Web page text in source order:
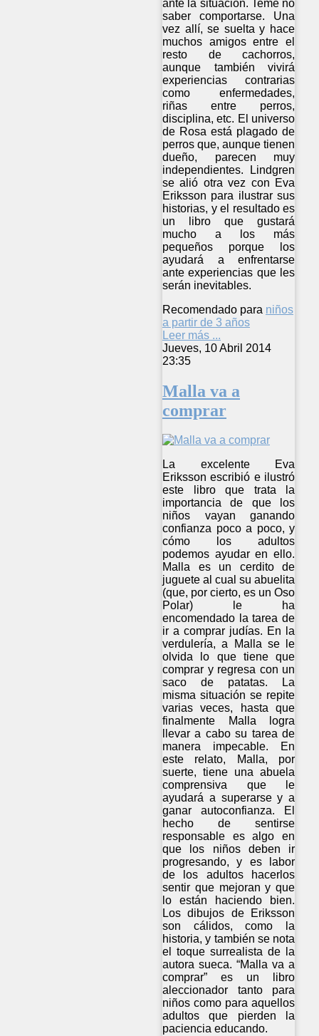
ante la situación. Teme no
saber comportarse. Una
vez allí, se suelta y hace
muchos amigos entre el
resto de cachorros,
aunque también vivirá
experiencias contrarias
como enfermedades,
riñas entre perros,
disciplina, etc. El universo
de Rosa está plagado de
perros que, aunque tienen
dueño, parecen muy
independientes. Lindgren
se alió otra vez con Eva
Eriksson para ilustrar sus
historias, y el resultado es
un libro que gustará
mucho a los más
pequeños porque los
ayudará a enfrentarse
ante experiencias que les
serán inevitables.
Recomendado para niños
a partir de 3 años
Leer más ...
Jueves, 10 Abril 2014
23:35
Malla va a
comprar
La excelente Eva
Eriksson escribió e ilustró
este libro que trata la
importancia de que los
niños vayan ganando
confianza poco a poco, y
cómo los adultos
podemos ayudar en ello.
Malla es un cerdito de
juguete al cual su abuelita
(que, por cierto, es un Oso
Polar) le ha
encomendado la tarea de
ir a comprar judías. En la
verdulería, a Malla se le
olvida lo que tiene que
comprar y regresa con un
saco de patatas. La
misma situación se repite
varias veces, hasta que
finalmente Malla logra
llevar a cabo su tarea de
manera impecable. En
este relato, Malla, por
suerte, tiene una abuela
comprensiva que le
ayudará a superarse y a
ganar autoconfianza. El
hecho de sentirse
responsable es algo en
que los niños deben ir
progresando, y es labor
de los adultos hacerlos
sentir que mejoran y que
lo están haciendo bien.
Los dibujos de Eriksson
son cálidos, como la
historia, y también se nota
el toque surrealista de la
autora sueca. “Malla va a
comprar” es un libro
aleccionador tanto para
niños como para aquellos
adultos que pierden la
paciencia educando.